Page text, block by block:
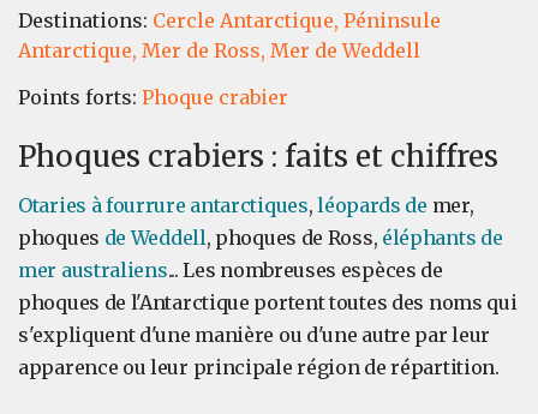
Destinations: Cercle Antarctique, Péninsule
Antarctique, Mer de Ross, Mer de Weddell
Points forts: Phoque crabier
Phoques crabiers : faits et chiffres
Otaries à fourrure antarctiques,léopards de mer,
phoques de Weddell, phoques de Ross, éléphants de
mer australiens... Les nombreuses espèces de
phoques de l'Antarctique portent toutes des noms qui
s'expliquent d'une manière ou d'une autre par leur
apparence ou leur principale région de répartition.